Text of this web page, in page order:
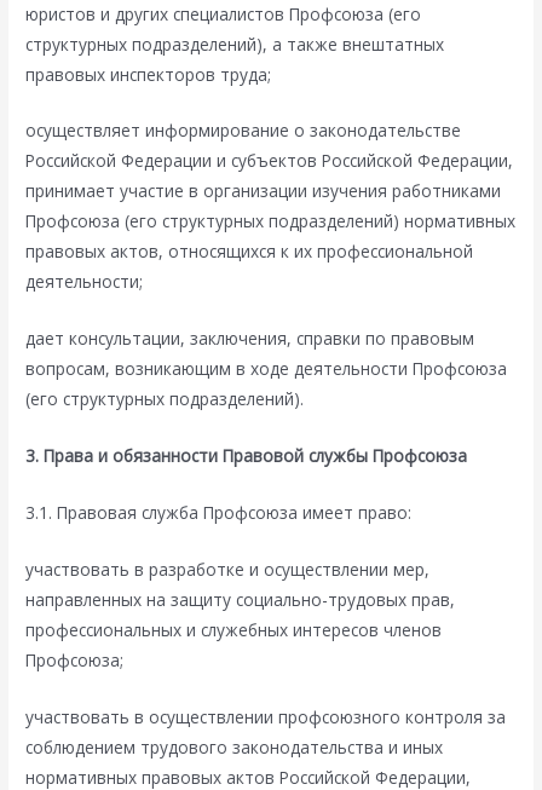
юристов и других специалистов Профсоюза (его
структурных подразделений), а также внештатных
правовых инспекторов труда;
осуществляет информирование о законодательстве
Российской Федерации и субъектов Российской Федерации,
принимает участие в организации изучения работниками
Профсоюза (его структурных подразделений) нормативных
правовых актов, относящихся к их профессиональной
деятельности;
дает консультации, заключения, справки по правовым
вопросам, возникающим в ходе деятельности Профсоюза
(его структурных подразделений).
3. Права и обязанности Правовой службы Профсоюза
3.1. Правовая служба Профсоюза имеет право:
участвовать в разработке и осуществлении мер,
направленных на защиту социально-трудовых прав,
профессиональных и служебных интересов членов
Профсоюза;
участвовать в осуществлении профсоюзного контроля за
соблюдением трудового законодательства и иных
нормативных правовых актов Российской Федерации,